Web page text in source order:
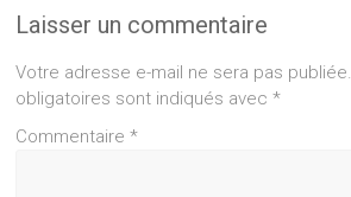
Laisser un commentaire
Votre adresse e-mail ne sera pas publiée.
obligatoires sont indiqués avec*
Commentaire*